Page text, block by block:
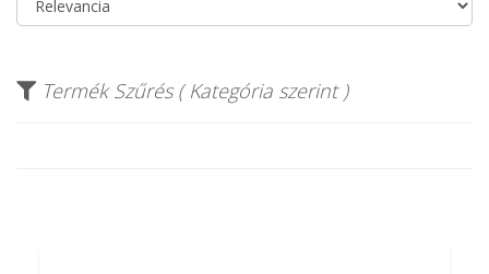
Termék Szűrés ( Kategória szerint )